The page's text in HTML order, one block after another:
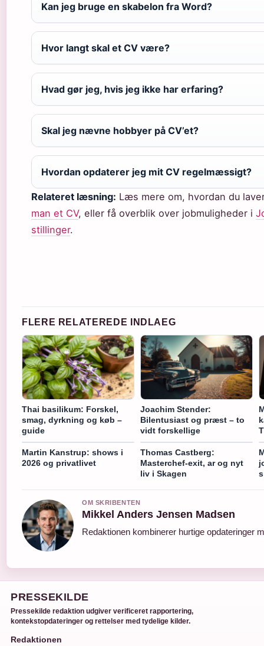
Kan jeg bruge en skabelon fra Word?
Hvor langt skal et CV være?
Hvad gør jeg, hvis jeg ikke har erfaring?
Skal jeg nævne hobbyer på CV’et?
Hvordan opdaterer jeg mit CV regelmæssigt?
Relateret læsning: Læs mere om, hvordan du
man et CV, eller få overblik over jobmuligheder i
stillinger.
FLERE RELATEREDE INDLAEG
Thai basilikum: Forskel,
smag, dyrkning og køb –
guide
Joachim Stender:
Bilentusiast og præst – to
vidt forskellige
Martin Kanstrup: shows i
2026 og privatlivet
Thomas Castberg:
Masterchef-exit, ar og nyt
liv i Skagen
OM SKRIBENTEN
Mikkel Anders Jensen Madsen
Redaktionen kombinerer hurtige opdateringer
PRESSEKILDE
Pressekilde redaktion udgiver verificeret rapportering,
kontekstopdateringer og rettelser med tydelige kilder.
Redaktionen